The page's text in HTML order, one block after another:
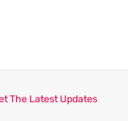
The Latest Updates